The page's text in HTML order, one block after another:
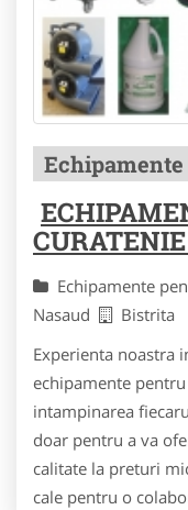
Echipamente
Nasaud
Bistrita
Experienta noastra
echipamente
intampinarea
doar pentru a va
calitate la preturi
cale pentru o